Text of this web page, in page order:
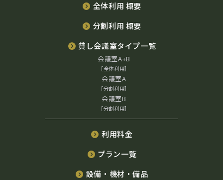
全体利用 概要
分割利用 概要
貸し会議室タイプ一覧
会議室A+B
［全体利用］
会議室A
［分割利用］
会議室B
［分割利用］
利用料金
プラン一覧
設備・機材・備品